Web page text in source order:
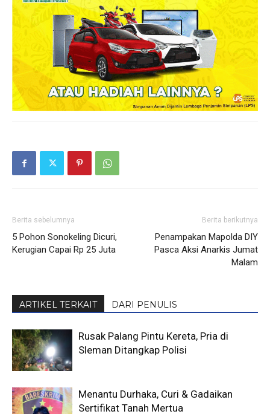
Berita sebelumnya
5 Pohon Sonokeling Dicuri,
Kerugian Capai Rp 25 Juta
Berita berikutnya
Penampakan Mapolda DIY
Pasca Aksi Anarkis Jumat
Malam
ARTIKEL TERKAIT DARI PENULIS
Rusak Palang Pintu Kereta, Pria di
Sleman Ditangkap Polisi
Menantu Durhaka, Curi & Gadaikan
Sertifikat Tanah Mertua